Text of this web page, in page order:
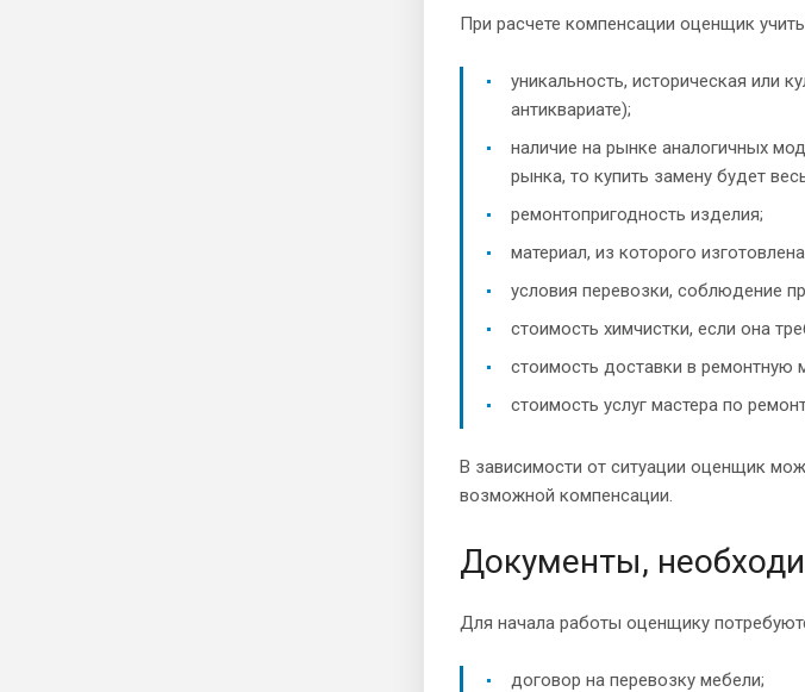
При расчете компенсации оценщик
уникальность, историческая или
антиквариате);
наличие на рынке аналогичных
рынка, то купить замену будет
ремонтопригодность изделия;
материал, из которого
условия перевозки, соблюдение
стоимость химчистки, если она
стоимость доставки в ремонтную
стоимость услуг мастера по
В зависимости от ситуации оценщик
возможной компенсации.
Документы,
Для начала работы оценщику
договор на перевозку мебели;